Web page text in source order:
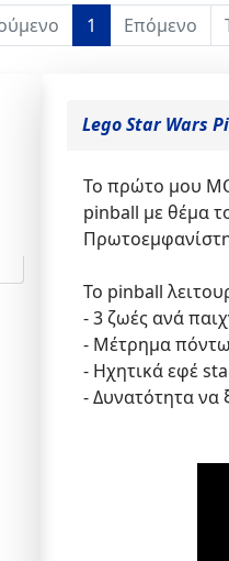
1 Επόμενο
Lego Star Wars
Το πρώτο μου
pinball με θέμα
Το pinball
- 3 ζωές ανά
- Μέτρημα
- Ηχητικά εφέ
- Δυνατότητα να